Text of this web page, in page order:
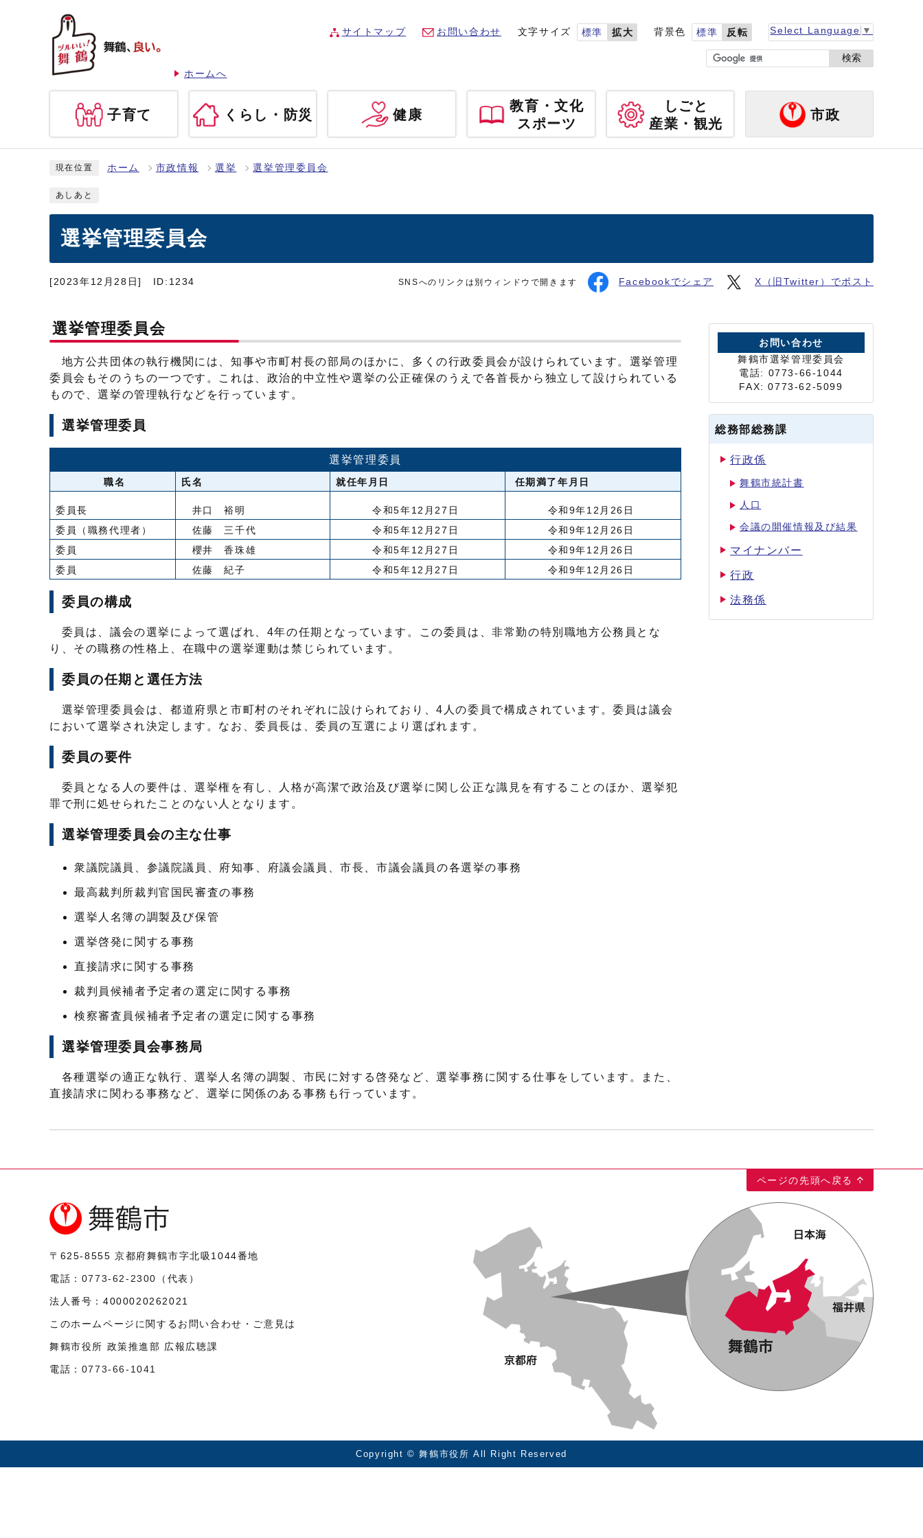
ホームへ
サイトマップ お問い合わせ 文字サイズ 標準 拡大 背景色 標準 反転 Select Language ▼
検索
子育て くらし・防災 健康
教育・文化
スポーツ
しごと
産業・観光
市政
現在位置 ホーム 市政情報 選挙 選挙管理委員会
あしあと
選挙管理委員会
[2023年12月28日] ID:1234 SNSへのリンクは別ウィンドウで開きます Facebookでシェア X（旧Twitter）でポスト
選挙管理委員会
地方公共団体の執行機関には、知事や市町村長の部局のほかに、多くの行政委員会が設けられています。選挙管理
委員会もそのうちの一つです。これは、政治的中立性や選挙の公正確保のうえで各首長から独立して設けられている
もので、選挙の管理執行などを行っています。
選挙管理委員
選挙管理委員
職名 氏名 就任年月日 任期満了年月日
委員長 井口 裕明 令和5年12月27日
令和9年12月26日
委員（職務代理者）
佐藤 三千代 令和5年12月27日
令和9年12月26日
委員
櫻井 香珠雄 令和5年12月27日
令和9年12月26日
委員
佐藤 紀子 令和5年12月27日 令和9年12月26日
委員の構成
委員は、議会の選挙によって選ばれ、4年の任期となっています。この委員は、非常勤の特別職地方公務員とな
り、その職務の性格上、在職中の選挙運動は禁じられています。
委員の任期と選任方法
選挙管理委員会は、都道府県と市町村のそれぞれに設けられており、4人の委員で構成されています。委員は議会
において選挙され決定します。なお、委員長は、委員の互選により選ばれます。
委員の要件
委員となる人の要件は、選挙権を有し、人格が高潔で政治及び選挙に関し公正な識見を有することのほか、選挙犯
罪で刑に処せられたことのない人となります。
選挙管理委員会の主な仕事
衆議院議員、参議院議員、府知事、府議会議員、市長、市議会議員の各選挙の事務
最高裁判所裁判官国民審査の事務
選挙人名簿の調製及び保管
選挙啓発に関する事務
直接請求に関する事務
裁判員候補者予定者の選定に関する事務
検察審査員候補者予定者の選定に関する事務
選挙管理委員会事務局
各種選挙の適正な執行、選挙人名簿の調製、市民に対する啓発など、選挙事務に関する仕事をしています。また、
直接請求に関わる事務など、選挙に関係のある事務も行っています。
お問い合わせ
舞鶴市選挙管理委員会
電話: 0773-66-1044
FAX: 0773-62-5099
総務部総務課
行政係
舞鶴市統計書
人口
会議の開催情報及び結果
マイナンバー
行政
法務係
ページの先頭へ戻る
〒625-8555 京都府舞鶴市字北吸1044番地
電話： 0773-62-2300 （代表）
法人番号： 4000020262021
このホームページに関するお問い合わせ・ご意見は
舞鶴市役所 政策推進部 広報広聴課
電話： 0773-66-1041
Copyright © 舞鶴市役所 All Right Reserved